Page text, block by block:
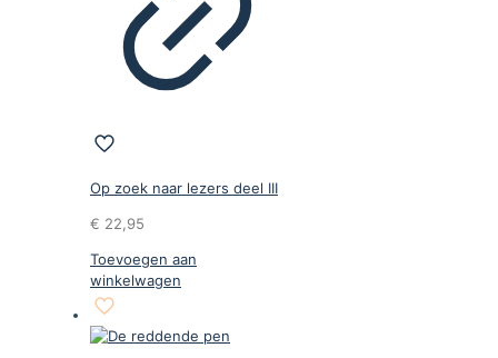
Op zoek naar lezers deel III
€ 22,95
Toevoegen aan
winkelwagen